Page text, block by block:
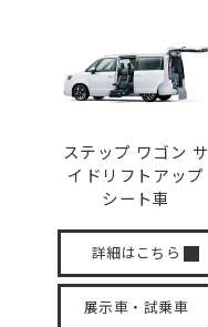
ステップ ワゴン サ
イド リフトアップ
シート車
詳細はこちら
展示車・試乗車